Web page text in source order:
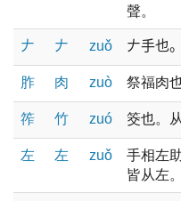
聲。
𠂇 𠂇 zuǒ 𠂇手也
胙 肉 zuò 祭福肉
筰 竹 zuó 筊也。
左 左 zuǒ
手相左
皆从左。